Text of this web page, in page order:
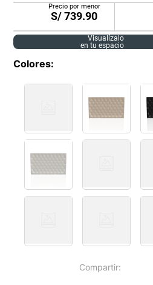
Precio por menor
S/739.90
Visualízalo
en tu espacio
Colores